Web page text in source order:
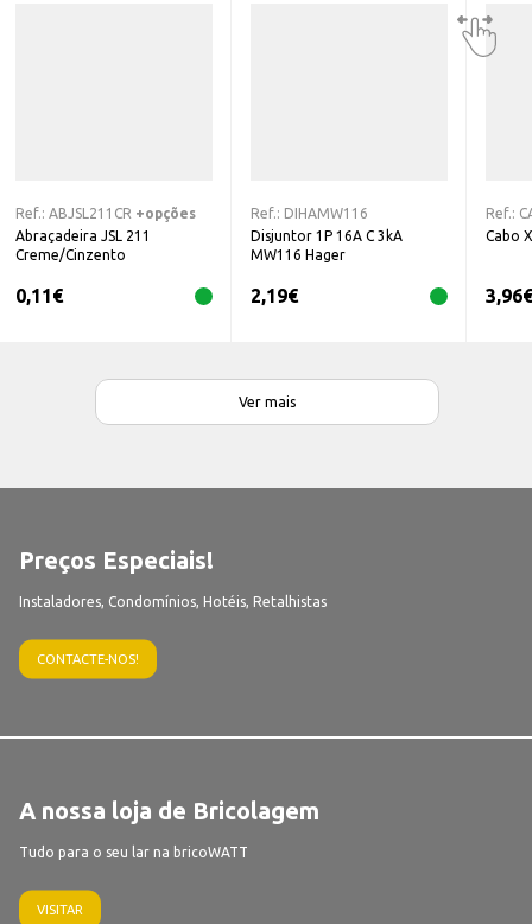
Ref.: ABJSL211CR +opções
Abraçadeira JSL 211
Creme/Cinzento
0,11€
Ref.: DIHAMW116
Disjuntor 1P 16A C 3kA
MW116 Hager
2,19€
Ref.:
Cabo
3,96€
Ver mais
Preços Especiais!
Instaladores, Condomínios, Hotéis, Retalhistas
CONTACTE-NOS!
A nossa loja de Bricolagem
Tudo para o seu lar na bricoWATT
VISITAR